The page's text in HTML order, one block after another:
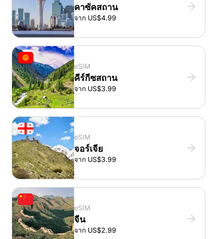
คาซัคสถาน
จาก US$4.99
eSIM
คีร์กีซสถาน
จาก US$3.99
eSIM
จอร์เจีย
จาก US$3.99
eSIM
จีน
จาก US$2.99